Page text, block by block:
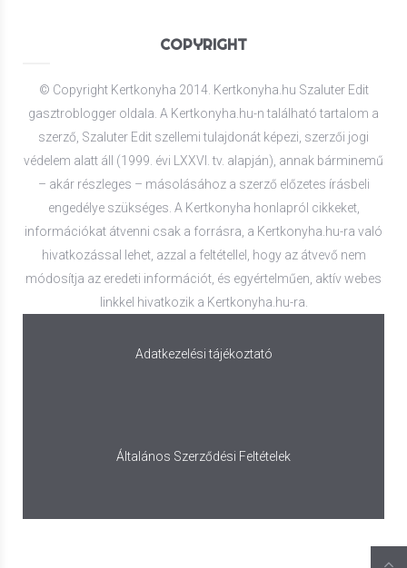
COPYRIGHT
© Copyright Kertkonyha 2014. Kertkonyha.hu Szaluter Edit
gasztroblogger oldala. A Kertkonyha.hu-n található tartalom a
szerző, Szaluter Edit szellemi tulajdonát képezi, szerzői jogi
védelem alatt áll (1999. évi LXXVI. tv. alapján), annak bárminemű
– akár részleges – másolásához a szerző előzetes írásbeli
engedélye szükséges. A Kertkonyha honlapról cikkeket,
információkat átvenni csak a forrásra, a Kertkonyha.hu-ra való
hivatkozással lehet, azzal a feltétellel, hogy az átvevő nem
módosítja az eredeti információt, és egyértelműen, aktív webes
linkkel hivatkozik a Kertkonyha.hu-ra.
Adatkezelési tájékoztató
Általános Szerződési Feltételek